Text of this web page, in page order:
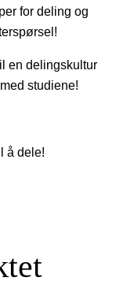
for deling og
en delingskultur
studiene!
å dele!